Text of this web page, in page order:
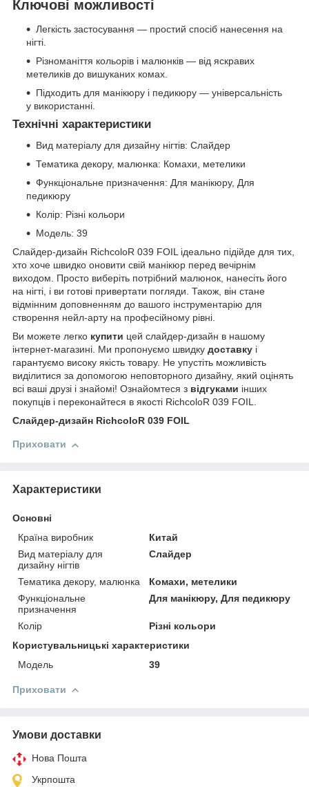
Ключові можливості
Легкість застосування — простий спосіб нанесення на
нігті.
Різноманіття кольорів і малюнків — від яскравих
метеликів до вишуканих комах.
Підходить для манікюру і педикюру — універсальність
у використанні.
Технічні характеристики
Вид матеріалу для дизайну нігтів: Слайдер
Тематика декору, малюнка: Комахи, метелики
Функціональне призначення: Для манікюру, Для
педикюру
Колір: Різні кольори
Модель: 39
Слайдер-дизайн RichcoloR 039 FOIL ідеально підійде для тих,
хто хоче швидко оновити свій манікюр перед вечірнім
виходом. Просто виберіть потрібний малюнок, нанесіть його
на нігті, і ви готові привертати погляди. Також, він стане
відмінним доповненням до вашого інструментарію для
створення нейл-арту на професійному рівні.
Ви можете легко купити цей слайдер-дизайн в нашому
інтернет-магазині. Ми пропонуємо швидку доставку і
гарантуємо високу якість товару. Не упустіть можливість
виділитися за допомогою неповторного дизайну, який оцінять
всі ваші друзі і знайомі! Ознайомтеся з відгуками інших
покупців і переконайтеся в якості RichcoloR 039 FOIL.
Слайдер-дизайн RichcoloR 039 FOIL
Приховати
Характеристики
Основні
Країна виробник
Китай
Вид матеріалу для
дизайну нігтів
Слайдер
Тематика декору, малюнка
Комахи, метелики
Функціональне
призначення
Для манікюру, Для педикюру
Колір
Різні кольори
Користувальницькі характеристики
Мoдель
39
Приховати
Умови доставки
Нова Пошта
Укрпошта